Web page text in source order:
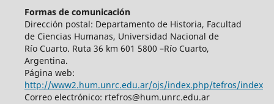
Formas de comunicación
Dirección postal: Departamento de Historia, Facultad
de Ciencias Humanas, Universidad Nacional de
Río Cuarto. Ruta 36 km 601 5800 –Río Cuarto,
Argentina.
Página web:
http://www2.hum.unrc.edu.ar/ojs/index.php/tefros/index
Correo electrónico: rtefros@hum.unrc.edu.ar